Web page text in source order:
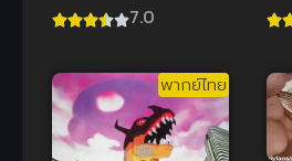
Sword
7.0
1
พากย์ไทย